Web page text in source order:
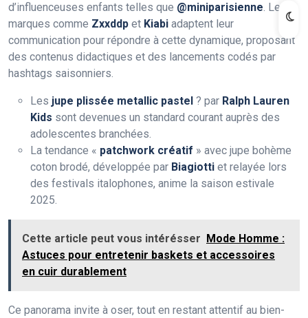
d’influenceuses enfants telles que @miniparisienne. Les
marques comme Zxxddp et Kiabi adaptent leur
communication pour répondre à cette dynamique, proposant
des contenus didactiques et des lancements codés par
hashtags saisonniers.
Les jupe plissée metallic pastel ? par Ralph Lauren
Kids sont devenues un standard courant auprès des
adolescentes branchées.
La tendance « patchwork créatif » avec jupe bohème
coton brodé, développée par Biagiotti et relayée lors
des festivals italophones, anime la saison estivale
2025.
Cette article peut vous intérésser
Mode Homme :
Astuces pour entretenir baskets et accessoires
en cuir durablement
Ce panorama invite à oser, tout en restant attentif au bien-